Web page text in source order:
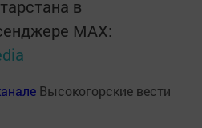
в
MАХ:
Высокогорские вести